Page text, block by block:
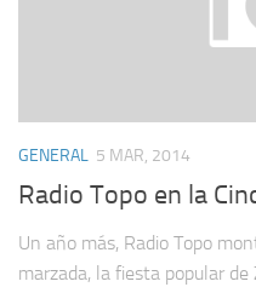
GENERAL 5 MAR, 2014
Radio Topo en la
Un año más, Radio Topo
mar­zada, la fiesta popu­lar